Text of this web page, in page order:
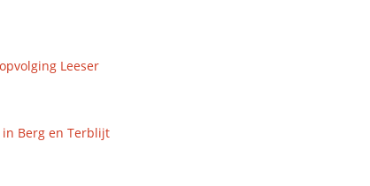
Leeser
Berg en Terblijt